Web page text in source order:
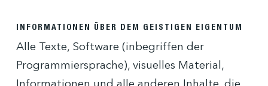
INFORMATIONEN ÜBER DEM GEISTIGEN EIGENTUM
Alle Texte, Software (inbegriffen der
Programmiersprache), visuelles Material,